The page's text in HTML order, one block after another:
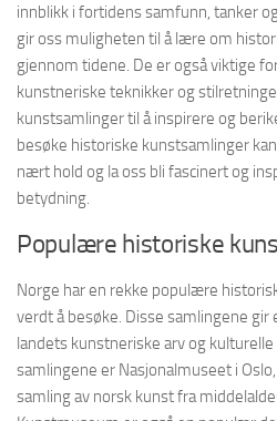
innblikk i fortidens samfunn, tanker
gir oss muligheten til å lære om
gjennom tidene. De er også viktige
kunstneriske teknikker og
kunstsamlinger til å inspirere og
besøke historiske kunstsamlinger
nært hold og la oss bli fascinert og
betydning.
Populære historiske
Norge har en rekke populære
verdt å besøke. Disse samlingene
landets kunstneriske arv og
samlingene er Nasjonalmuseet i
samling av norsk kunst fra